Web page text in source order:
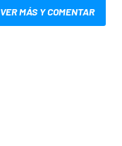
VER MÁS Y COMENTAR